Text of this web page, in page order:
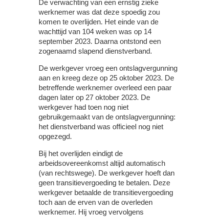
De verwachting van een ernstig zieke
werknemer was dat deze spoedig zou
komen te overlijden. Het einde van de
wachttijd van 104 weken was op 14
september 2023. Daarna ontstond een
zogenaamd slapend dienstverband.
De werkgever vroeg een ontslagvergunning
aan en kreeg deze op 25 oktober 2023. De
betreffende werknemer overleed een paar
dagen later op 27 oktober 2023. De
werkgever had toen nog niet
gebruikgemaakt van de ontslagvergunning:
het dienstverband was officieel nog niet
opgezegd.
Bij het overlijden eindigt de
arbeidsovereenkomst altijd automatisch
(van rechtswege). De werkgever hoeft dan
geen transitievergoeding te betalen. Deze
werkgever betaalde de transitievergoeding
toch aan de erven van de overleden
werknemer. Hij vroeg vervolgens